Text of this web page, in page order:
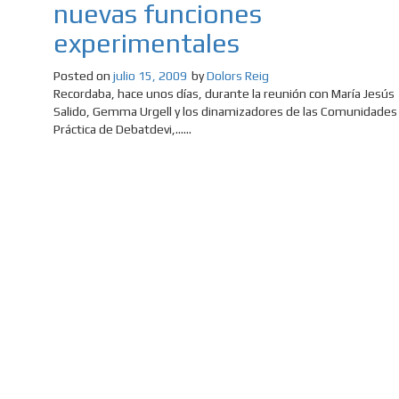
nuevas funciones
experimentales
Posted on julio 15, 2009 byDolors Reig
Recordaba, hace unos días, durante la reunión con María Jesús
Salido, Gemma Urgell y los dinamizadores de las
Práctica de Debatdevi,......